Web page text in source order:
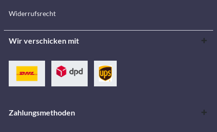
Widerrufsrecht
Wir verschicken mit
Zahlungsmethoden